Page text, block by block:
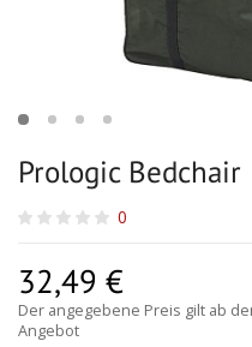
Prologic
0
32,49 €
Der angegebene Preis gilt ab
Angebot